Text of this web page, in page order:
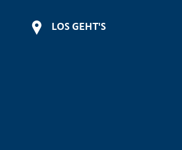
LOS GEHT'S